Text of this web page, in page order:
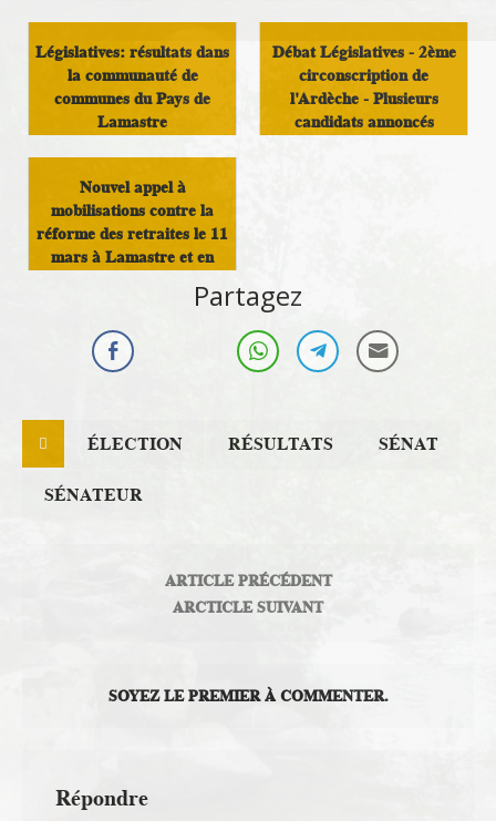
Législatives: résultats dans
la communauté de
communes du Pays de
Lamastre
Débat Législatives - 2ème
circonscription de
l'Ardèche - Plusieurs
candidats annoncés
Nouvel appel à
mobilisations contre la
réforme des retraites le 11
mars à Lamastre et en
Politique nationale
Partagez
ÉLECTION RÉSULTATS SÉNAT
SÉNATEUR
ARTICLE PRÉCÉDENT
ARCTICLE SUIVANT
SOYEZ LE PREMIER À COMMENTER.
Répondre